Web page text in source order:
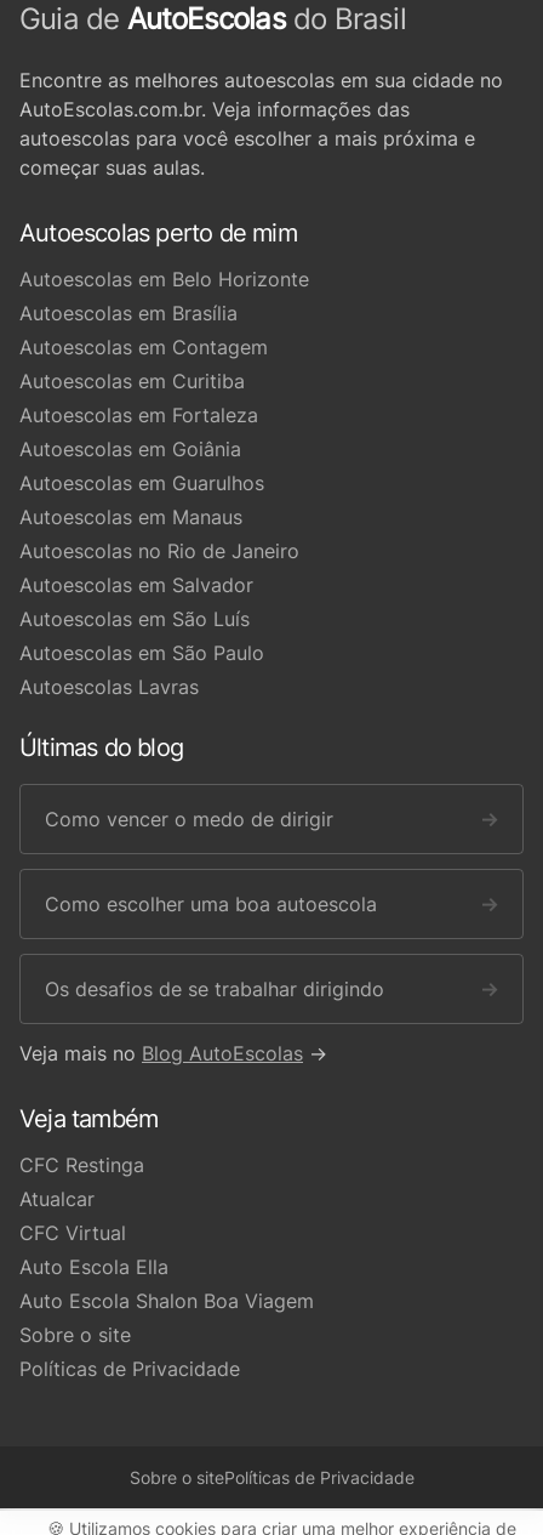
Guia de AutoEscolasdo Brasil
Encontre as melhores autoescolas em sua cidade no
AutoEscolas.com.br. Veja informações das
autoescolas para você escolher a mais próxima e
começar suas aulas.
Autoescolas perto de mim
Autoescolas em Belo Horizonte
Autoescolas em Brasília
Autoescolas em Contagem
Autoescolas em Curitiba
Autoescolas em Fortaleza
Autoescolas em Goiânia
Autoescolas em Guarulhos
Autoescolas em Manaus
Autoescolas no Rio de Janeiro
Autoescolas em Salvador
Autoescolas em São Luís
Autoescolas em São Paulo
Autoescolas Lavras
Últimas do blog
Como vencer o medo de dirigir →
Como escolher uma boa autoescola →
Os desafios de se trabalhar dirigindo →
Veja mais no Blog AutoEscolas →
Veja também
CFC Restinga
Atualcar
CFC Virtual
Auto Escola Ella
Auto Escola Shalon Boa Viagem
Sobre o site
Políticas de Privacidade
Sobre o sitePolíticas de Privacidade
🍪 Utilizamos cookies para criar uma melhor experiência de